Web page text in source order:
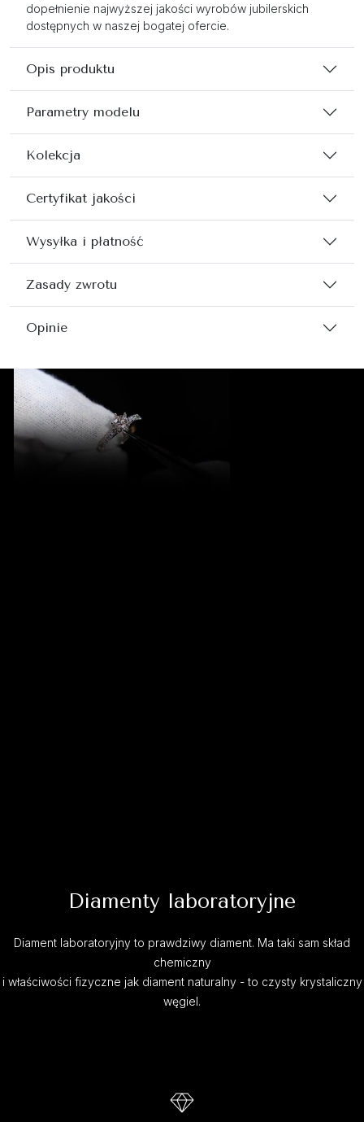
dopełnienie najwyższej jakości wyrobów jubilerskich
dostępnych w naszej bogatej ofercie.
Opis produktu
Parametry modelu
Kolekcja
Certyfikat jakości
Wysyłka i płatność
Zasady zwrotu
Opinie
Diamenty laboratoryjne
Diament laboratoryjny to prawdziwy diament. Ma taki sam skład
chemiczny
i właściwości fizyczne jak diament naturalny - to czysty krystaliczny
węgiel.